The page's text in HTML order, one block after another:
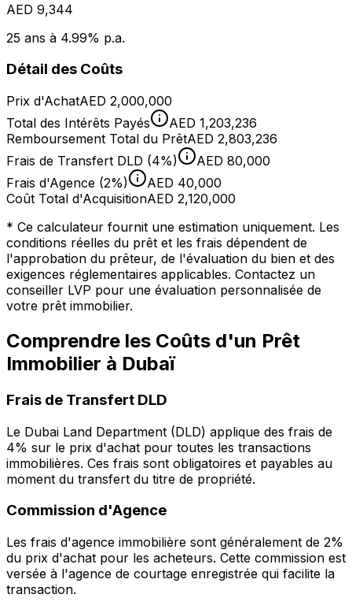
AED 9,344
25 ans à 4.99% p.a.
Détail des Coûts
Prix d'AchatAED 2,000,000
Total des Intérêts Payés
AED 1,203,236
Remboursement Total du PrêtAED 2,803,236
Frais de Transfert DLD (4%)
AED 80,000
Frais d'Agence (2%)
AED 40,000
Coût Total d'AcquisitionAED 2,120,000
* Ce calculateur fournit une estimation uniquement. Les
conditions réelles du prêt et les frais dépendent de
l'approbation du prêteur, de l'évaluation du bien et des
exigences réglementaires applicables. Contactez un
conseiller LVP pour une évaluation personnalisée de
votre prêt immobilier.
Comprendre les Coûts d'un Prêt
Immobilier à Dubaï
Frais de Transfert DLD
Le Dubai Land Department (DLD) applique des frais de
4% sur le prix d'achat pour toutes les transactions
immobilières. Ces frais sont obligatoires et payables au
moment du transfert du titre de propriété.
Commission d'Agence
Les frais d'agence immobilière sont généralement de 2%
du prix d'achat pour les acheteurs. Cette commission est
versée à l'agence de courtage enregistrée qui facilite la
transaction.